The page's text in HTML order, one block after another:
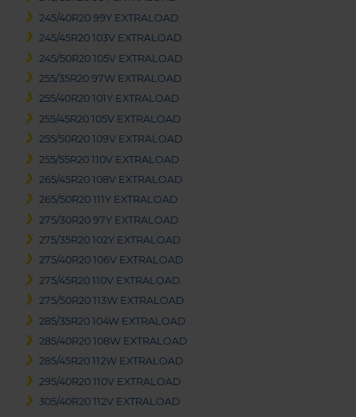
245/40R20 99Y EXTRALOAD
245/45R20 103V EXTRALOAD
245/50R20 105V EXTRALOAD
255/35R20 97W EXTRALOAD
255/40R20 101Y EXTRALOAD
255/45R20 105V EXTRALOAD
255/50R20 109V EXTRALOAD
255/55R20 110V EXTRALOAD
265/45R20 108V EXTRALOAD
265/50R20 111Y EXTRALOAD
275/30R20 97Y EXTRALOAD
275/35R20 102Y EXTRALOAD
275/40R20 106V EXTRALOAD
275/45R20 110V EXTRALOAD
275/50R20 113W EXTRALOAD
285/35R20 104W EXTRALOAD
285/40R20 108W EXTRALOAD
285/45R20 112W EXTRALOAD
295/40R20 110V EXTRALOAD
305/40R20 112V EXTRALOAD